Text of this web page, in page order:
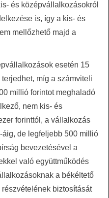
és középvállalkozásokról
is, így a kis- és
mellőzhető majd a
esetén 15
míg a számviteli
millió forintot meghaladó
nem kis- és
forinttól, a vállalkozás
de legfeljebb 500 millió
bevezetésével a
való együttműködés
a békéltető
biztosítását